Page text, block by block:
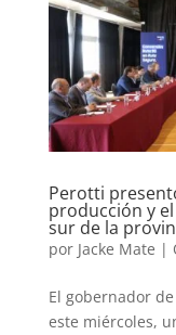
Perotti
producción y
sur de la
por Jacke Mate |
El gobernador
este miércoles,